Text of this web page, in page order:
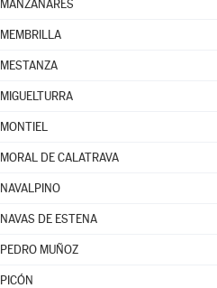
MANZANARES
MEMBRILLA
MESTANZA
MIGUELTURRA
MONTIEL
MORAL DE CALATRAVA
NAVALPINO
NAVAS DE ESTENA
PEDRO MUÑOZ
PICÓN